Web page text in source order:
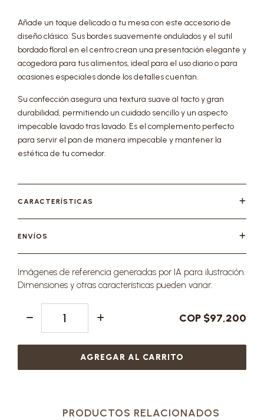
Añade un toque delicado a tu mesa con este accesorio de
diseño clásico. Sus bordes suavemente ondulados y el sutil
bordado floral en el centro crean una presentación elegante y
acogedora para tus alimentos, ideal para el uso diario o para
ocasiones especiales donde los detalles cuentan.
Su confección asegura una textura suave al tacto y gran
durabilidad, permitiendo un cuidado sencillo y un aspecto
impecable lavado tras lavado. Es el complemento perfecto
para servir el pan de manera impecable y mantener la
estética de tu comedor.
CARACTERÍSTICAS
ENVÍOS
Imágenes de referencia generadas por IA para ilustración.
Dimensiones y otras características pueden variar.
COP $97,200
AGREGAR AL CARRITO
PRODUCTOS RELACIONADOS